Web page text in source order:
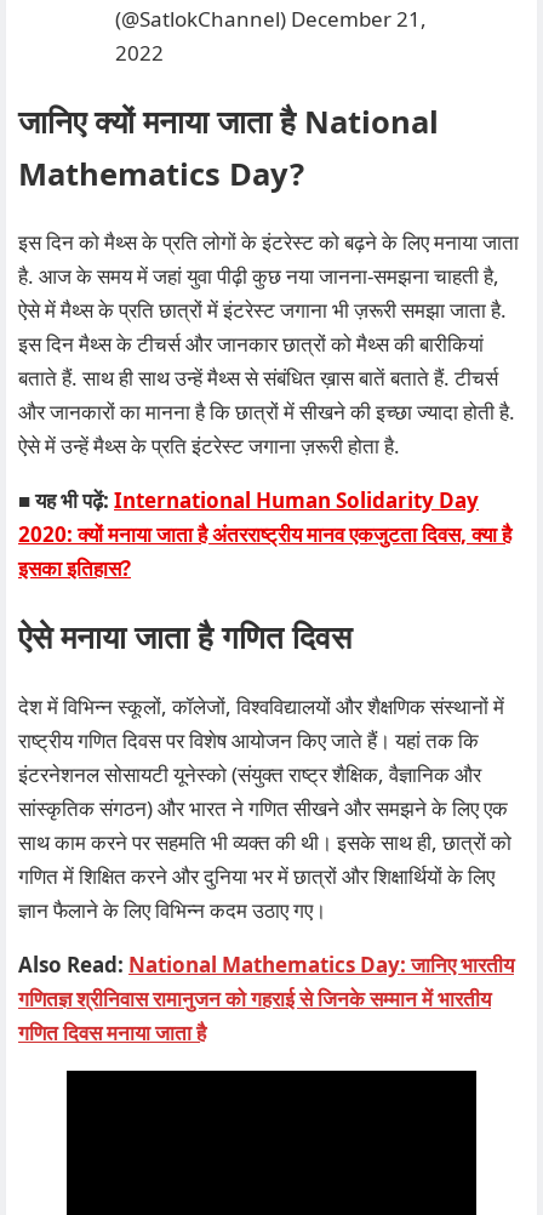
(@SatlokChannel) December 21,
2022
जानिए क्यों मनाया जाता है National
Mathematics Day?
इस दिन को मैथ्स के प्रति लोगों के इंटरेस्ट को बढ़ने के लिए मनाया जाता
है. आज के समय में जहां युवा पीढ़ी कुछ नया जानना-समझना चाहती है,
ऐसे में मैथ्स के प्रति छात्रों में इंटरेस्ट जगाना भी ज़रूरी समझा जाता है.
इस दिन मैथ्स के टीचर्स और जानकार छात्रों को मैथ्स की बारीकियां
बताते हैं. साथ ही साथ उन्हें मैथ्स से संबंधित ख़ास बातें बताते हैं. टीचर्स
और जानकारों का मानना है कि छात्रों में सीखने की इच्छा ज्यादा होती है.
ऐसे में उन्हें मैथ्स के प्रति इंटरेस्ट जगाना ज़रूरी होता है.
■ यह भी पढ़ें: International Human Solidarity Day
2020: क्यों मनाया जाता है अंतरराष्ट्रीय मानव एकजुटता दिवस, क्या है
इसका इतिहास?
ऐसे मनाया जाता है गणित दिवस
देश में विभिन्न स्कूलों, कॉलेजों, विश्वविद्यालयों और शैक्षणिक संस्थानों में
राष्ट्रीय गणित दिवस पर विशेष आयोजन किए जाते हैं। यहां तक कि
इंटरनेशनल सोसायटी यूनेस्को (संयुक्त राष्ट्र शैक्षिक, वैज्ञानिक और
सांस्कृतिक संगठन) और भारत ने गणित सीखने और समझने के लिए एक
साथ काम करने पर सहमति भी व्यक्त की थी। इसके साथ ही, छात्रों को
गणित में शिक्षित करने और दुनिया भर में छात्रों और शिक्षार्थियों के लिए
ज्ञान फैलाने के लिए विभिन्न कदम उठाए गए।
Also Read: National Mathematics Day: जानिए भारतीय
गणितज्ञ श्रीनिवास रामानुजन को गहराई से जिनके सम्मान में भारतीय
गणित दिवस मनाया जाता है